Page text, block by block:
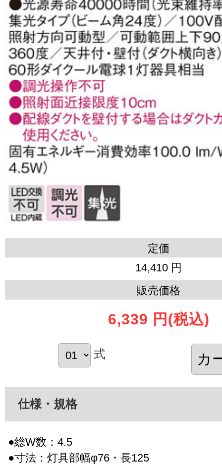
定価
14,410 円
販売価格
6,339 円 (税込)
式
仕様・規格
●総W数：4.5
●寸法：灯具部幅φ76・長125